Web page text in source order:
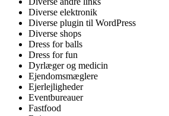
Diverse elektronik
Diverse plugin til WordPress
Diverse shops
Dress for balls
Dress for fun
Dyrlæger og medicin
Ejendomsmæglere
Ejerlejligheder
Eventbureauer
Fastfood